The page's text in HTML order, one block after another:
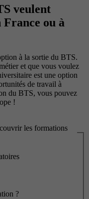
veulent
France ou à
à la sortie du BTS.
et que vous voulez
est une option
de travail à
du BTS, vous pouvez
!
les formations
?